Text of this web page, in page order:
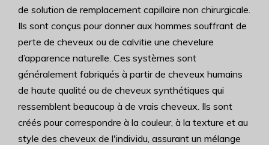
de solution de remplacement capillaire non chirurgicale.
Ils sont conçus pour donner aux hommes souffrant de
perte de cheveux ou de calvitie une chevelure
d’apparence naturelle. Ces systèmes sont
généralement fabriqués à partir de cheveux humains
de haute qualité ou de cheveux synthétiques qui
ressemblent beaucoup à de vrais cheveux. Ils sont
créés pour correspondre à la couleur, à la texture et au
style des cheveux de l'individu, assurant un mélange